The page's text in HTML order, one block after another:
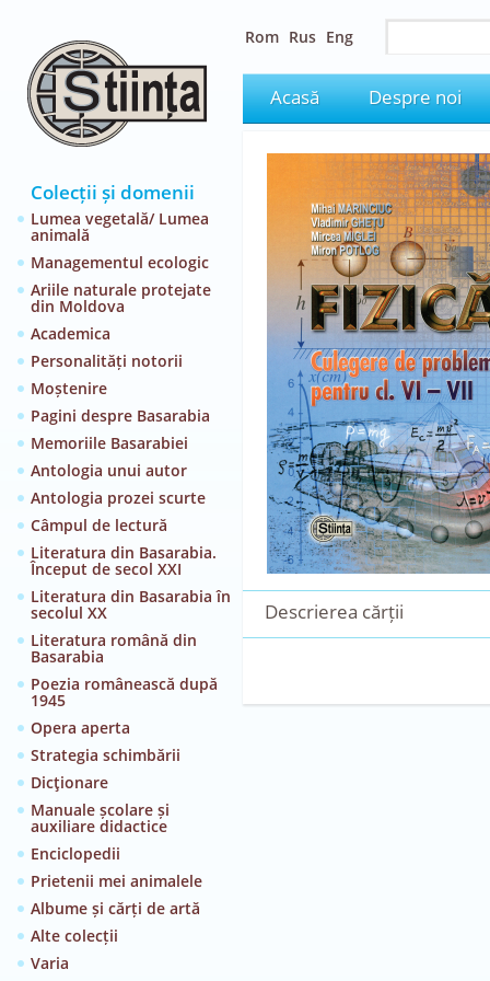
Colecții și domenii
Lumea vegetală/ Lumea
animală
Managementul ecologic
Ariile naturale protejate
din Moldova
Academica
Personalități notorii
Moștenire
Pagini despre Basarabia
Memoriile Basarabiei
Antologia unui autor
Antologia prozei scurte
Câmpul de lectură
Literatura din Basarabia.
Început de secol XXI
Literatura din Basarabia în
secolul XX
Literatura română din
Basarabia
Poezia românească după
1945
Opera aperta
Strategia schimbării
Dicţionare
Manuale școlare și
auxiliare didactice
Enciclopedii
Prietenii mei animalele
Albume și cărți de artă
Alte colecții
Varia
Rom Rus Eng
Acasă Despre noi
Descrierea cărții